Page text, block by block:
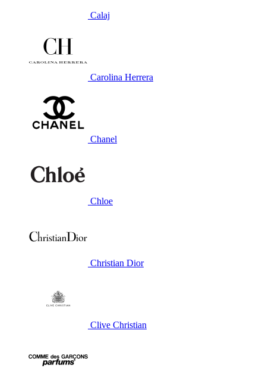
Calaj
Carolina Herrera
Chanel
Chloe
Christian Dior
Clive Christian